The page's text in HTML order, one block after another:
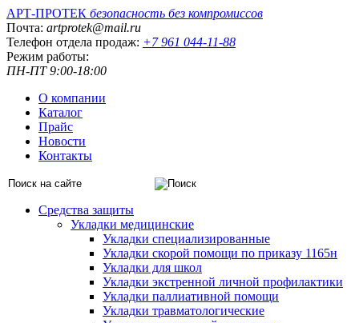
АРТ-ПРОТЕК безопасность без компромиссов
Почта: artprotek@mail.ru
Телефон отдела продаж: +7 961 044-11-88
Режим работы:
ПН-ПТ 9:00-18:00
О компании
Каталог
Прайс
Новости
Контакты
Средства защиты
Укладки медицинские
Укладки специализированные
Укладки скорой помощи по приказу 1165н
Укладки для школ
Укладки экстренной личной профилактики
Укладки паллиативной помощи
Укладки травматологические